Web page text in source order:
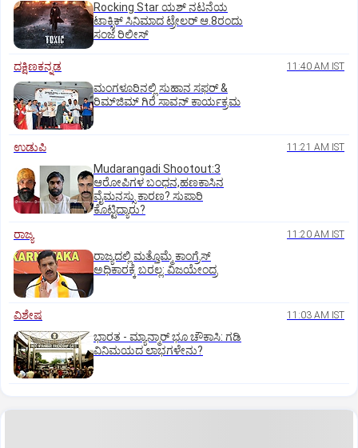
Rocking Star ಯಶ್‌ ನಟನೆಯ
ಟಾಕ್ಸಿಕ್‌ ಸಿನಿಮಾದ ಟ್ರೇಲರ್‌ ಆ.8ರಂದು
ಸಂಜೆ ರಿಲೀಸ್
ದಕ್ಷಿಣಕನ್ನಡ 11:40 AM IST
ಮಂಗಳೂರಿನಲ್ಲಿ ಸುಹಾನ ಸಫರ್ &
ರಿಮ್‌ಜಿಮ್ ಗಿರೆ ಸಾವನ್ ಕಾರ್ಯಕ್ರಮ
ಉಡುಪಿ 11:21 AM IST
Mudarangadi Shootout:‌3
ಆರೋಪಿಗಳ ಬಂಧನ,ಹಣಕಾಸಿನ
ವೈಮನಸ್ಸು ಕಾರಣ? ಸುಪಾರಿ
ಕೊಟ್ಟಿದ್ಯಾರು?
ರಾಜ್ಯ
11:20 AM IST
ರಾಜ್ಯದಲ್ಲಿ ಮತ್ತೊಮ್ಮೆ ಕಾಂಗ್ರೆಸ್‌
ಅಧಿಕಾರಕ್ಕೆ ಬರಲ್ಲ: ವಿಜಯೇಂದ್ರ
ವಿಶೇಷ 11:03 AM IST
ಭಾರತ -‌ ಮ್ಯಾನ್ಮಾರ್ ಭೂ ಚೌಕಾಸಿ: ಗಡಿ
ವಿನಿಮಯದ ಲಾಭಗಳೇನು?